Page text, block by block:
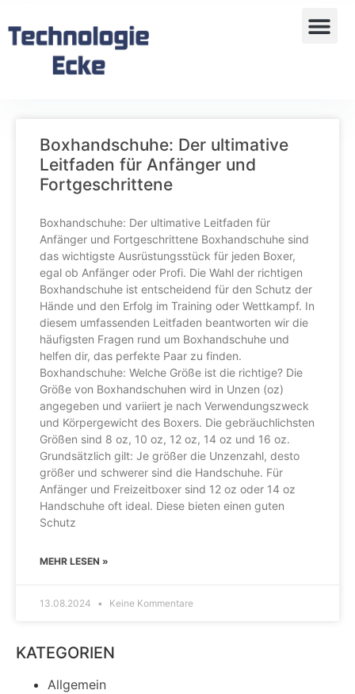
Boxhandschuhe: Der ultimative
Leitfaden für Anfänger und
Fortgeschrittene
Boxhandschuhe: Der ultimative Leitfaden für
Anfänger und Fortgeschrittene Boxhandschuhe sind
das wichtigste Ausrüstungsstück für jeden Boxer,
egal ob Anfänger oder Profi. Die Wahl der richtigen
Boxhandschuhe ist entscheidend für den Schutz der
Hände und den Erfolg im Training oder Wettkampf. In
diesem umfassenden Leitfaden beantworten wir die
häufigsten Fragen rund um Boxhandschuhe und
helfen dir, das perfekte Paar zu finden.
Boxhandschuhe: Welche Größe ist die richtige? Die
Größe von Boxhandschuhen wird in Unzen (oz)
angegeben und variiert je nach Verwendungszweck
und Körpergewicht des Boxers. Die gebräuchlichsten
Größen sind 8 oz, 10 oz, 12 oz, 14 oz und 16 oz.
Grundsätzlich gilt: Je größer die Unzenzahl, desto
größer und schwerer sind die Handschuhe. Für
Anfänger und Freizeitboxer sind 12 oz oder 14 oz
Handschuhe oft ideal. Diese bieten einen guten
Schutz
MEHR LESEN »
13.08.2024 Keine Kommentare
KATEGORIEN
Allgemein